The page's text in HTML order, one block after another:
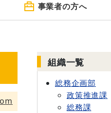
事業者の方へ
組織一覧
総務企画部
政策推進課
総務課